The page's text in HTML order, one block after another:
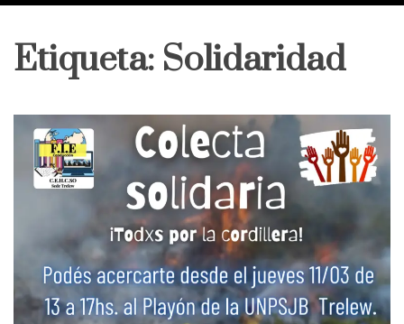
Etiqueta: Solidaridad